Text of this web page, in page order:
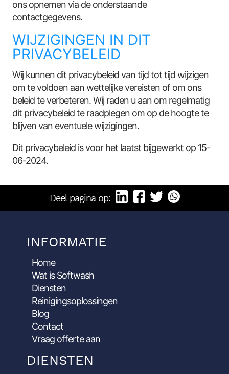
ons opnemen via de onderstaande
contactgegevens.
WIJZIGINGEN IN DIT
PRIVACYBELEID
Wij kunnen dit privacybeleid van tijd tot tijd wijzigen
om te voldoen aan wettelijke vereisten of om ons
beleid te verbeteren. Wij raden u aan om regelmatig
dit privacybeleid te raadplegen om op de hoogte te
blijven van eventuele wijzigingen.
Dit privacybeleid is voor het laatst bijgewerkt op 15-
06-2024.
Deel pagina op:
INFORMATIE
Home
Wat is Softwash
Diensten
Reinigingsoplossingen
Blog
Contact
Vraag offerte aan
DIENSTEN